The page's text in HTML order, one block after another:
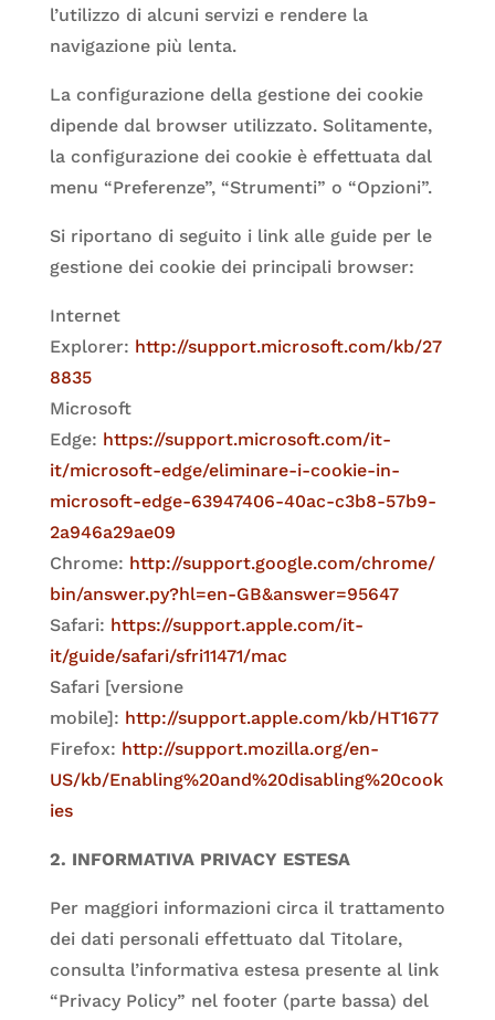
l’utilizzo di alcuni servizi e rendere la
navigazione più lenta.
La configurazione della gestione dei cookie
dipende dal browser utilizzato. Solitamente,
la configurazione dei cookie è effettuata dal
menu “Preferenze”, “Strumenti” o “Opzioni”.
Si riportano di seguito i link alle guide per le
gestione dei cookie dei principali browser:
Internet
Explorer: http://support.microsoft.com/kb/27
8835
Microsoft
Edge: https://support.microsoft.com/it-
it/microsoft-edge/eliminare-i-cookie-in-
microsoft-edge-63947406-40ac-c3b8-57b9-
2a946a29ae09
Chrome: http://support.google.com/chrome/
bin/answer.py?hl=en-GB&answer=95647
Safari: https://support.apple.com/it-
it/guide/safari/sfri11471/mac
Safari [versione
mobile]: http://support.apple.com/kb/HT1677
Firefox: http://support.mozilla.org/en-
US/kb/Enabling%20and%20disabling%20cook
ies
2. INFORMATIVA PRIVACY ESTESA
Per maggiori informazioni circa il trattamento
dei dati personali effettuato dal Titolare,
consulta l’informativa estesa presente al link
“Privacy Policy” nel footer (parte bassa) del